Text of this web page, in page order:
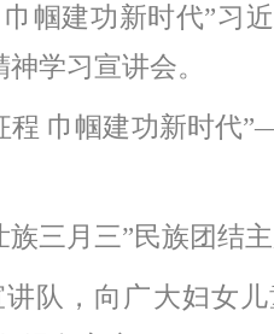
帼建功新时代”习
学习宣讲会。
程 巾帼建功新时代
三月三”民族团结
队，向广大妇女